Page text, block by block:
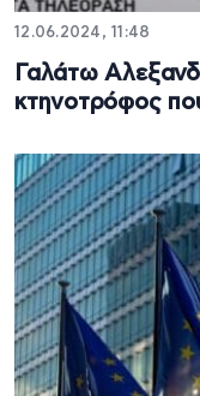
12.06.2024, 11:48
Γαλάτω
κτηνοτρόφος